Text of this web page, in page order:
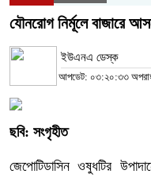
যৌনরোগ নির্মূলে বাজারে
ইউএনএ ডেস্ক
আপডেট: ০৩:২০:৩৩
ছবি: সংগৃহীত
জেপোটিডাসিন ওষুধটির